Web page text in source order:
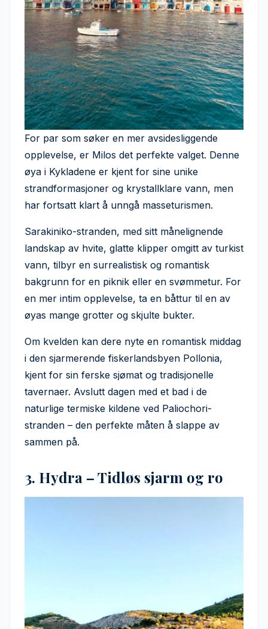
For par som søker en mer avsidesliggende
opplevelse, er Milos det perfekte valget. Denne
øya i Kykladene er kjent for sine unike
strandformasjoner og krystallklare vann, men
har fortsatt klart å unngå masseturismen.
Sarakiniko-stranden, med sitt månelignende
landskap av hvite, glatte klipper omgitt av turkist
vann, tilbyr en surrealistisk og romantisk
bakgrunn for en piknik eller en svømmetur. For
en mer intim opplevelse, ta en båttur til en av
øyas mange grotter og skjulte bukter.
Om kvelden kan dere nyte en romantisk middag
i den sjarmerende fiskerlandsbyen Pollonia,
kjent for sin ferske sjømat og tradisjonelle
tavernaer. Avslutt dagen med et bad i de
naturlige termiske kildene ved Paliochori-
stranden – den perfekte måten å slappe av
sammen på.
3. Hydra – Tidløs sjarm og ro